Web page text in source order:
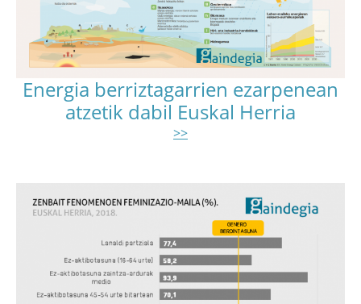
Energia berriztagarrien ezarpenean
atzetik dabil Euskal Herria
>>